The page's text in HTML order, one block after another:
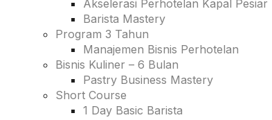
Akselerasi Perhotelan Kapal Pesiar
Barista Mastery
Program 3 Tahun
Manajemen Bisnis Perhotelan
Bisnis Kuliner – 6 Bulan
Pastry Business Mastery
Short Course
1 Day Basic Barista